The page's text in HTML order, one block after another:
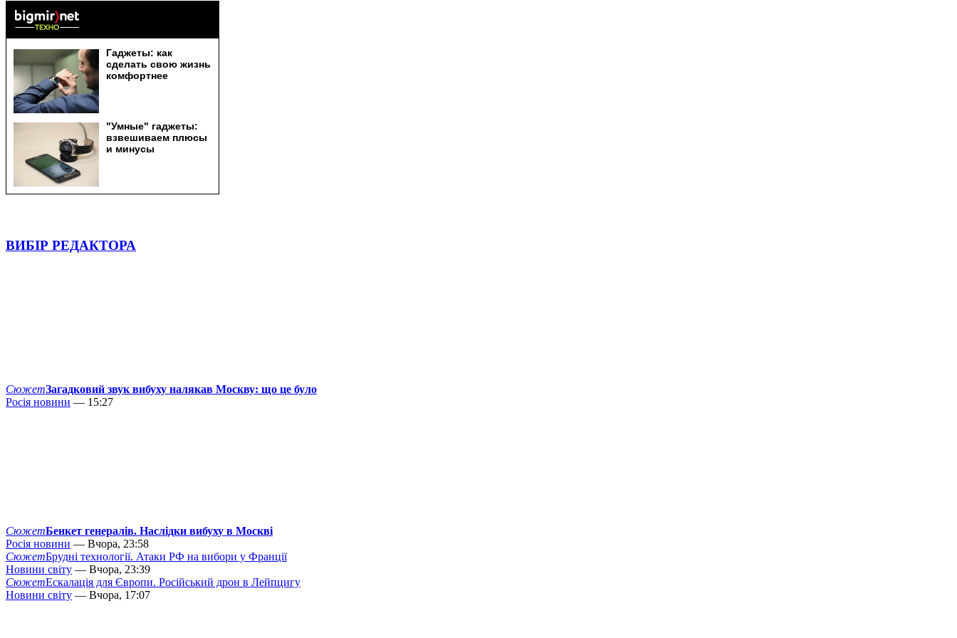
ВИБІР РЕДАКТОРА
СюжетЗагадковий звук вибуху налякав Москву: що це було
Росія новини — 15:27
СюжетБенкет генералів. Наслідки вибуху в Москві
Росія новини — Вчора, 23:58
СюжетБрудні технології. Атаки РФ на вибори у Франції
Новини світу — Вчора, 23:39
СюжетЕскалація для Європи. Російський дрон в Лейпцигу
Новини світу — Вчора, 17:07